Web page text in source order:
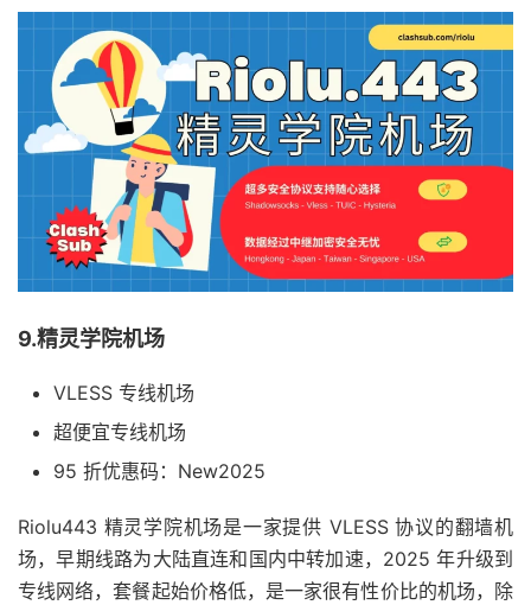
9.精灵学院机场
VLESS 专线机场
超便宜专线机场
95 折优惠码：New2025
Riolu443 精灵学院机场是一家提供 VLESS 协议的翻墙机
场，早期线路为大陆直连和国内中转加速，2025 年升级到
专线网络，套餐起始价格低，是一家很有性价比的机场，除